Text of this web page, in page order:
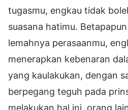
tugasmu, engkau tidak
suasana hatimu.
lemahnya perasaanmu,
menerapkan kebenaran
yang kaulakukan, dengan
berpegang teguh pada
melakukan hal ini, orang